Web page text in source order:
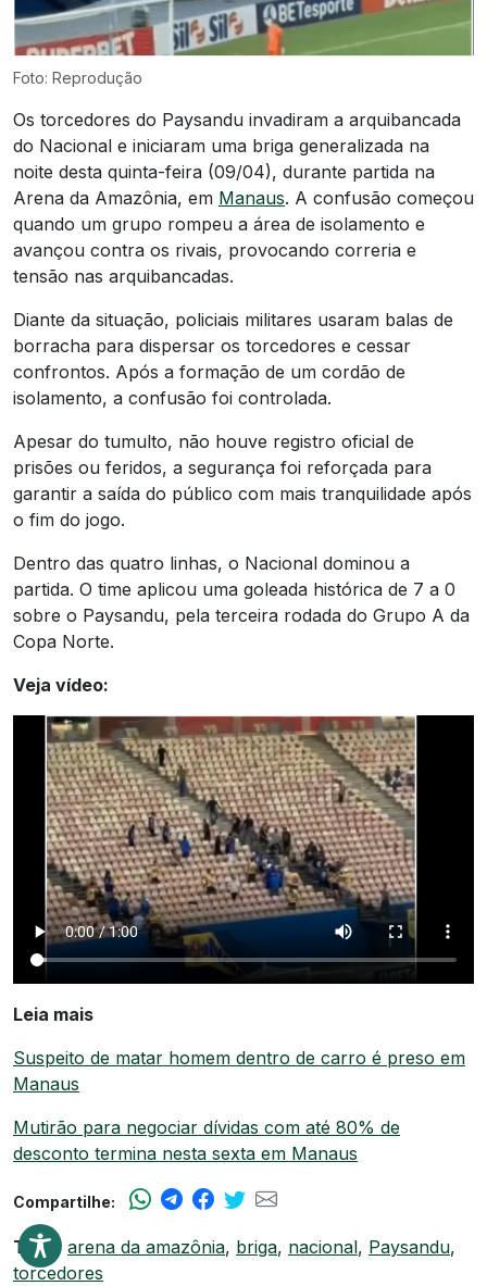
Foto: Reprodução
Os torcedores do Paysandu invadiram a arquibancada
do Nacional e iniciaram uma briga generalizada na
noite desta quinta-feira (09/04), durante partida na
Arena da Amazônia, em Manaus. A confusão começou
quando um grupo rompeu a área de isolamento e
avançou contra os rivais, provocando correria e
tensão nas arquibancadas.
Diante da situação, policiais militares usaram balas de
borracha para dispersar os torcedores e cessar
confrontos. Após a formação de um cordão de
isolamento, a confusão foi controlada.
Apesar do tumulto, não houve registro oficial de
prisões ou feridos, a segurança foi reforçada para
garantir a saída do público com mais tranquilidade após
o fim do jogo.
Dentro das quatro linhas, o Nacional dominou a
partida. O time aplicou uma goleada histórica de 7 a 0
sobre o Paysandu, pela terceira rodada do Grupo A da
Copa Norte.
Veja vídeo:
Leia mais
Suspeito de matar homem dentro de carro é preso em
Manaus
Mutirão para negociar dívidas com até 80% de
desconto termina nesta sexta em Manaus
Compartilhe:
Tags: arena da amazônia, briga, nacional, Paysandu,
torcedores